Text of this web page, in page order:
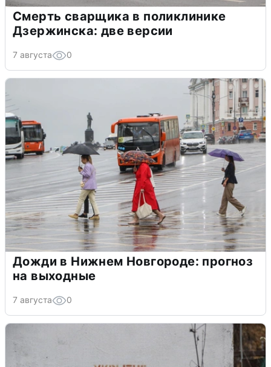
Смерть сварщика в поликлинике
Дзержинска: две версии
7 августа 0
Дожди в Нижнем Новгороде: прогноз
на выходные
7 августа 0